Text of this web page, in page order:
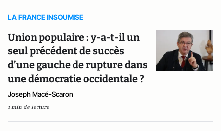
LA FRANCE INSOUMISE
Union populaire : y-a-t-il un
seul précédent de succès
d’une gauche de rupture dans
une démocratie occidentale ?
Joseph Macé-Scaron
1 min de lecture